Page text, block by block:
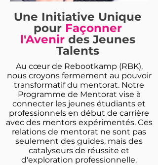
Une Initiative Unique
pour Façonner
l'Avenirdes Jeunes
Talents
Au cœur de Rebootkamp (RBK),
nous croyons fermement au pouvoir
transformatif du mentorat. Notre
Programme de Mentorat vise à
connecter les jeunes étudiants et
professionnels en début de carrière
avec des mentors expérimentés. Ces
relations de mentorat ne sont pas
seulement des guides, mais des
catalyseurs de réussite et
d'exploration professionnelle.